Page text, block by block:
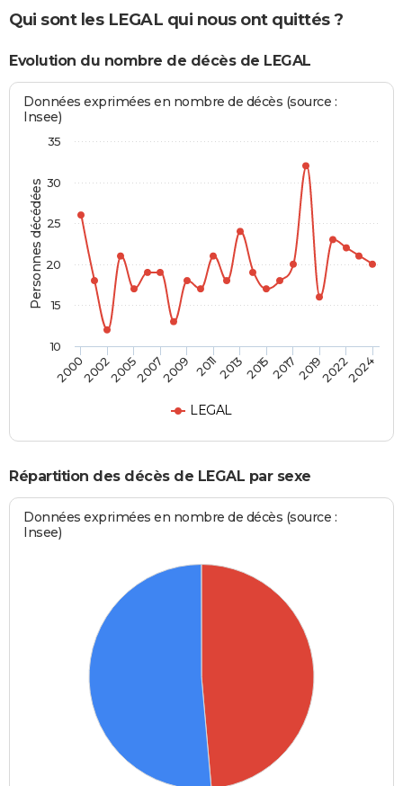
Qui sont les LEGAL qui nous ont quittés ?
Evolution du nombre de décès de LEGAL
Personnes décédées
Données exprimées en nombre de décès (source :
Insee)
LEGAL
20002002200520072009 2011201320152017201920222024
10
15
20
25
30
35
Répartition des décès de LEGAL par sexe
Données exprimées en nombre de décès (source :
Insee)